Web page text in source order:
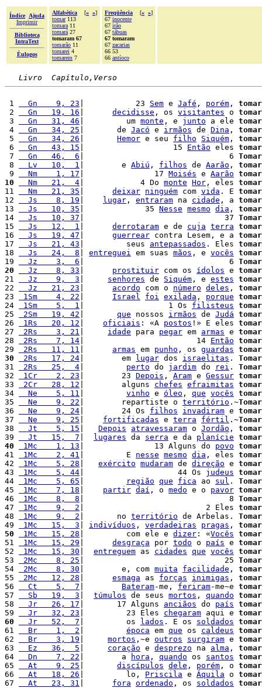
Índice
Ajuda
Imprimir
Biblioteca
IntraText
Èulogos
Alfabética [« »]
tomar113
tomara 11
tomará 27
tomaram 67
tomarão 11
tomarei 4
tomarem 7
Freqüência [« »]
67 inocente
67 irão
67 tábuas
67 tomaram
67 zacarias
66 53
66 antíoco
Livro  Capítulo,Verso
1
  Gn    9, 23
|           23 Sem e Jafé , porém ,
2
  Gn   19, 16
decidisse , os visitantes o
3
  Gn   31, 46
|         um monte , e junto a ele
4
  Gn   34, 25
|       de Jacó e irmãos de Dina ,
5
  Gn   34, 26
Hemor e seu filho Siquém ,
6
  Gn   43, 15
|                   15 Então eles
7
  Gn   46,  6
|                               6
8
  Lv   10,  1
|        e Abiú , filhos de Aarão ,
9
  Nm    1, 17
|               17 Moisés e Aarão
10
  Nm   21,  4
|            4 Do monte Hor , eles
11
  Nm   21, 35
deixar ninguém com vida . E
12
  Js    8, 19
lugar , entraram na cidade , a
13
  Js   10, 35
|             35 Nesse mesmo dia ,
14
  Js   10, 37
|                              37
15
  Js   12,  1
derrotaram e de cuja terra
16
  Js   19, 47
guerrear contra Lesem, e a
17
  Js   21, 43
|         seus antepassados . Eles
18
  Js   24,  8
entreguei em suas mãos , e vocês
19
  Jz    3,  6
|                               6
20
  Jz    8, 33
prostituir com os ídolos e
21
  Jz    9,  3
senhores de Siquém , e estes
22
  Jz   21, 23
acordo com o número deles ,
23
1Sm    4, 22 Israel foi exilada , porque
24
1Sm    5,  1 |                  1 Os filisteus
25
2Sm   19, 42 que nossos irmãos de Judá
26
1Rs   20, 12 oficiais : «A postos !» E eles
27
2Rs    3, 21 idade para pegar em armas e
28
2Rs    7, 14 |                        14 Então
29
2Rs   11, 11 armas em punho , os guardas
30
2Rs   17, 24 |        em lugar dos israelitas .
31
2Rs   25,  4 perto do jardim do rei .
32
1Cr    2, 23 |        23 Depois , Aram e Gessur
33
2Cr   28, 12 |        alguns chefes efraimitas
34
  Ne    5, 11
vinho e óleo , que vocês
35
  Ne    9, 22
|        repartiste o território .~
36
  Ne    9, 24
|        24 Os filhos invadiram e
37
  Ne    9, 25
fortificadas e terra fértil .~
38
  Jt    5, 15
Depois atravessaram o Jordão ,
39
  Jt   15,  7
lugares da serra e da planície
40
1Mc    1, 13 |               13 Alguns do povo
41
1Mc    2, 41 |         E nesse mesmo dia , eles
42
1Mc    5, 28 exército mudaram de direção e
43
1Mc    5, 44 |                    44 Os judeus
44
1Mc    5, 65 região que fica ao sul .
45
1Mc    7, 18 partir daí , o medo e o pavor
46
1Mc    8,  8 |                               8
47
1Mc    9,  2 |                          2 Eles
48
1Mc    9,  2 |       no território de Arbelas.
49
1Mc   15,  3 indivíduos , verdadeiras pragas ,
50
1Mc   15, 28 |         com ele e dizer : «Vocês
51
1Mc   15, 29 desgraça por todo o país e
52
1Mc   15, 30 entreguem as cidades que vocês
53
2Mc    8, 25 |                              25
54
2Mc    8, 30 |        e, com muita facilidade ,
55
2Mc   12, 28 esmaga as forças inimigas ,
56
  Ct    5,  7
Bateram-me, feriram-me~e
57
  Sb   19,  3
túmulos de seus mortos , quando
58
  Jr   26, 17
|       17 Alguns anciãos do país
59
  Jr   32, 23
|         23 Eles chegaram aqui e
60
  Jr   52,  7
|         os lados . E os soldados
61
  Br    1,  2
época em que os caldeus
62
  Br    3, 19
mortos ,~e outros surgiram e
63
  Ez   36,  5
coração e desprezo na alma ,
64
  Dn    7, 22
|        a hora , quando os santos
65
  At    9, 25
discípulos dele , porém , o
66
  At   18, 26
|         lo, Priscila e Áquila o
67
  At   23, 31
fora ordenado , os soldados